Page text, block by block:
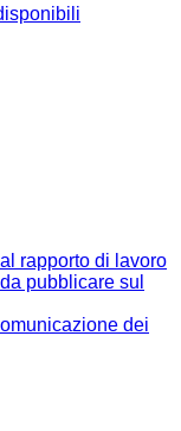
rapporto di lavoro
pubblicare sul
dei